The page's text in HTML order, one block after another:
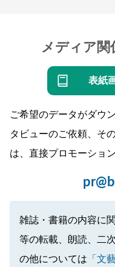
メディア関
表紙
ご希望のデータがダウ
タビューのご依頼、そ
は、直接プロモーショ
雑誌・書籍の内容に
等の転載、朗読、二
の他については 「文